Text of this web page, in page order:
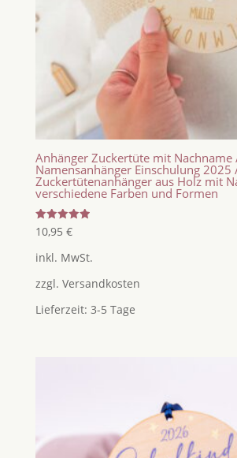
Anhänger Zuckertüte mit Nachname
Namensanhänger Einschulung 2025
Zuckertütenanhänger aus Holz mit
verschiedene Farben und Formen
Bewertet
mit
von 5
10,95 €
inkl. MwSt.
zzgl. Versandkosten
Lieferzeit: 3-5 Tage